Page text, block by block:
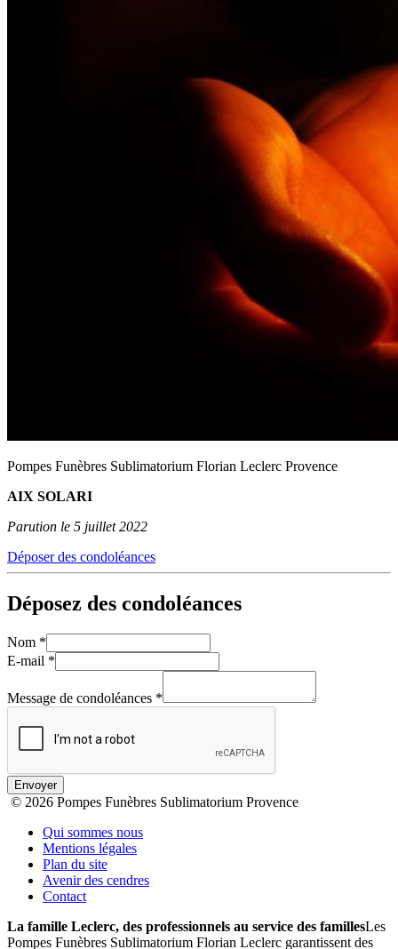
Pompes Funèbres Sublimatorium Florian Leclerc Provence
AIX SOLARI
Parution le 5 juillet 2022
Déposer des condoléances
Déposez des condoléances
Nom *
E-mail *
Message de condoléances *
Envoyer
© 2026 Pompes Funèbres Sublimatorium Provence
Qui sommes nous
Mentions légales
Plan du site
Avenir des cendres
Contact
La famille Leclerc, des professionnels au service des famillesLes
Pompes Funèbres Sublimatorium Florian Leclerc garantissent des